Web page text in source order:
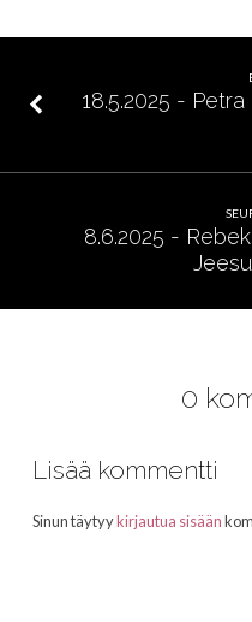
18.5.2025 -
8.6.2025 -
0
Lisää kommentti
Sinun täytyykirjautua sisään